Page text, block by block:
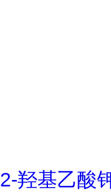
2-羟基乙酸